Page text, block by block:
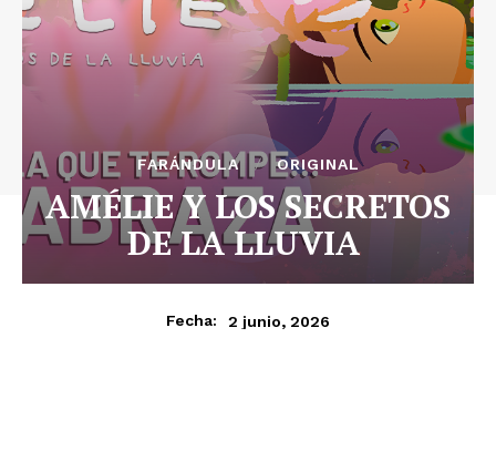
FARÁNDULA ORIGINAL
AMÉLIE Y LOS SECRETOS
DE LA LLUVIA
Fecha: 2 junio, 2026